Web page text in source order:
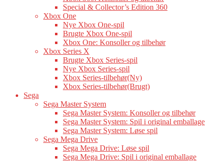
Special & Collector’s Edition 360
Xbox One
Nye Xbox One-spil
Brugte Xbox One-spil
Xbox One: Konsoller og tilbehør
Xbox Series X
Brugte Xbox Series-spil
Nye Xbox Series-spil
Xbox Series-tilbehør(Ny)
Xbox Series-tilbehør(Brugt)
Sega
Sega Master System
Sega Master System: Konsoller og tilbehør
Sega Master System: Spil i original emballage
Sega Master System: Løse spil
Sega Mega Drive
Sega Mega Drive: Løse spil
Sega Mega Drive: Spil i original emballage